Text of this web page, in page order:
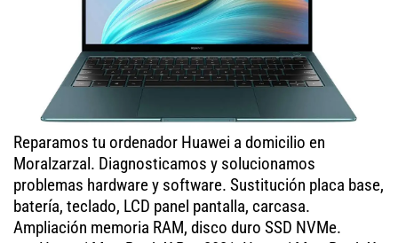
Reparamos tu ordenador Huawei a domicilio en
Moralzarzal. Diagnosticamos y solucionamos
problemas hardware y software. Sustitución placa base,
batería, teclado, LCD panel pantalla, carcasa.
Ampliación memoria RAM, disco duro SSD NVMe.